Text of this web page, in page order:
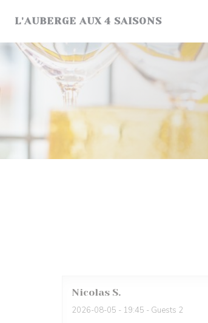
L'AUBERGE AUX 4 SAISONS
Nicolas S
2026-08-05 - 19:45 - Guests 2